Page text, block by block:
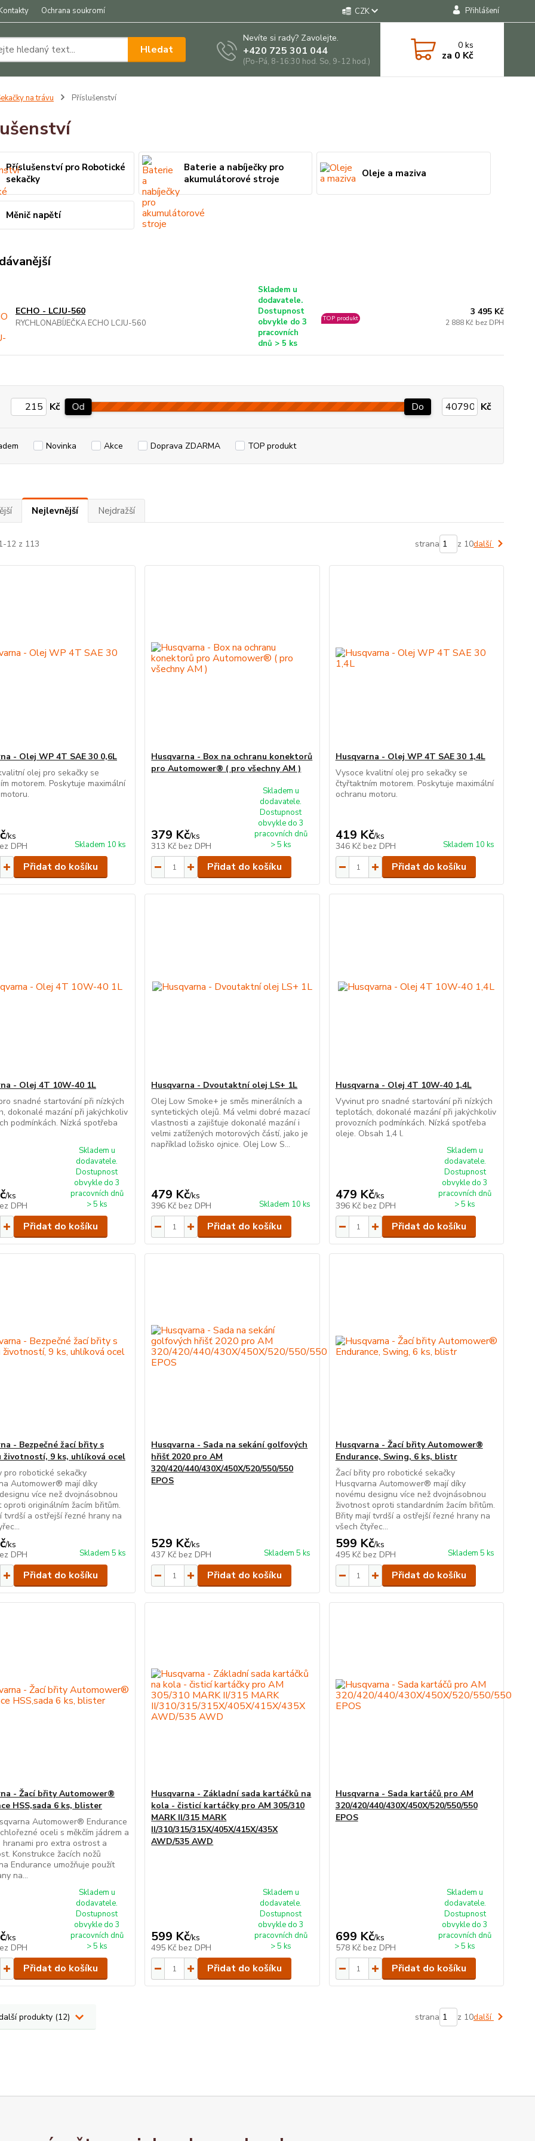
Ochrana soukromí CZK Přihlášení
Hledat
Nevíte si rady? Zavolejte.
+420 725 301 044
(Po-Pá, 8-16:30 hod. So, 9-12 hod.)
0ks
za 0 Kč
na trávu Příslušenství
Příslušenství pro Robotické
sekačky
Baterie a nabíječky pro
akumulátorové stroje
Oleje a maziva
Měnič napětí
ECHO - LCJU-560
RYCHLONABÍJEČKA ECHO LCJU-560
Skladem u
dodavatele.
Dostupnost
obvykle do 3
pracovních
dnů > 5 ks
TOP produkt
3 495 Kč
2 888 Kč bez DPH
Kč Od Do Kč
Novinka Akce Doprava ZDARMA TOP produkt
Nejlevnější Nejdražší
12 z 113 strana z 10další
- Olej WP 4T SAE 30 0,6L
olej pro sekačky se
motorem. Poskytuje maximální
/ks
DPH
Skladem 10 ks
Přidat do košíku
Husqvarna - Box na ochranu konektorů
pro Automower® ( pro všechny AM )
379 Kč/ks
313 Kč bez DPH
Skladem u
dodavatele.
Dostupnost
obvykle do 3
pracovních dnů
> 5 ks
Přidat do košíku
Husqvarna - Olej WP 4T SAE 30 1,4L
Vysoce kvalitní olej pro sekačky se
čtyřtaktním motorem. Poskytuje maximální
ochranu motoru.
419 Kč/ks
346 Kč bez DPH Skladem 10 ks
Přidat do košíku
- Olej 4T 10W-40 1L
snadné startování při nízkých
dokonalé mazání při jakýchkoliv
podmínkách. Nízká spotřeba
/ks
DPH
Skladem u
dodavatele.
Dostupnost
obvykle do 3
pracovních dnů
> 5 ks
Přidat do košíku
Husqvarna - Dvoutaktní olej LS+ 1L
Olej Low Smoke+ je směs minerálních a
syntetických olejů. Má velmi dobré mazací
vlastnosti a zajišťuje dokonalé mazání i
velmi zatížených motorových částí, jako je
například ložisko ojnice. Olej Low S...
479 Kč/ks
396 Kč bez DPH Skladem 10 ks
Přidat do košíku
Husqvarna - Olej 4T 10W-40 1,4L
Vyvinut pro snadné startování při nízkých
teplotách, dokonalé mazání při jakýchkoliv
provozních podmínkách. Nízká spotřeba
oleje. Obsah 1,4 l.
479 Kč/ks
396 Kč bez DPH
Skladem u
dodavatele.
Dostupnost
obvykle do 3
pracovních dnů
> 5 ks
Přidat do košíku
- Bezpečné žací břity s
životností, 9 ks, uhlíková ocel
pro robotické sekačky
Automower® mají díky
více než dvojnásobnou
oproti originálním žacím břitům.
tvrdší a ostřejší řezné hrany na
/ks
DPH
Skladem 5 ks
Přidat do košíku
Husqvarna - Sada na sekání golfových
hřišť 2020 pro AM
320/420/440/430X/450X/520/550/550
EPOS
529 Kč/ks
437 Kč bez DPH Skladem 5 ks
Přidat do košíku
Husqvarna - Žací břity Automower®
Endurance, Swing, 6 ks, blistr
Žací břity pro robotické sekačky
Husqvarna Automower® mají díky
novému designu více než dvojnásobnou
životnost oproti standardním žacím břitům.
Břity mají tvrdší a ostřejší řezné hrany na
všech čtyřec...
599 Kč/ks
495 Kč bez DPH Skladem 5 ks
Přidat do košíku
- Žací břity Automower®
HSS,sada 6 ks, blister
Automower® Endurance
oceli s měkčím jádrem a
hranami pro extra ostrost a
Konstrukce žacích nožů
Endurance umožňuje použít
na...
/ks
DPH
Skladem u
dodavatele.
Dostupnost
obvykle do 3
pracovních dnů
> 5 ks
Přidat do košíku
Husqvarna - Základní sada kartáčků na
kola - čisticí kartáčky pro AM 305/310
MARK II/315 MARK
II/310/315/315X/405X/415X/435X
AWD/535 AWD
599 Kč/ks
495 Kč bez DPH
Skladem u
dodavatele.
Dostupnost
obvykle do 3
pracovních dnů
> 5 ks
Přidat do košíku
Husqvarna - Sada kartáčů pro AM
320/420/440/430X/450X/520/550/550
EPOS
699 Kč/ks
578 Kč bez DPH
Skladem u
dodavatele.
Dostupnost
obvykle do 3
pracovních dnů
> 5 ks
Přidat do košíku
produkty (12) strana z 10další